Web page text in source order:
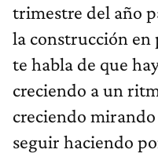
trimestre del año
la construcción en
te habla de que
creciendo a un
creciendo
seguir haciendo